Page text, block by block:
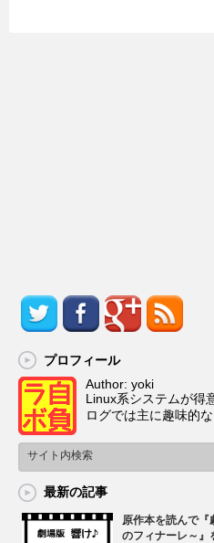
プロフィール
Author: yoki
Linux系システムが得
ログでは主に趣味的
最新の記事
原作本を読んで『
のフィナーレ～』